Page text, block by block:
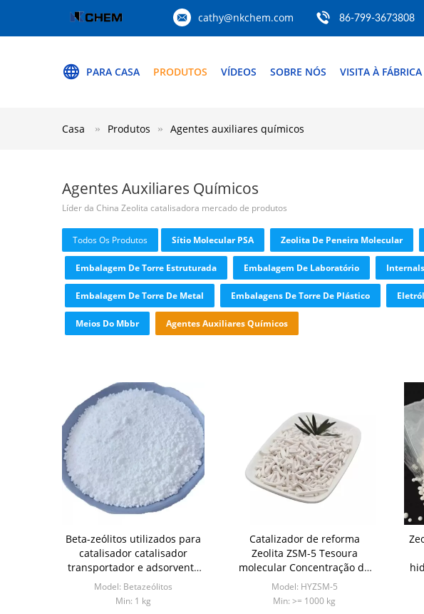
cathy@nkchem.com 86-799-3673808
PARA CASA PRODUTOS VÍDEOS SOBRE NÓS VISITA À FÁBRICA
Casa Produtos Agentes auxiliares químicos
Agentes Auxiliares Químicos
Líder da China Zeolita catalisadora mercado de produtos
Todos Os Produtos Sítio Molecular PSA Zeolita De Peneira Molecular
Embalagem De Torre Estruturada Embalagem De Laboratório
Embalagem De Torre De Metal Embalagens De Torre De Plástico
Meios Do Mbbr Agentes Auxiliares Químicos
Beta-zeólitos utilizados para
catalisador catalisador
transportador e adsorvente
adsorção seletiva
Model: Betazeólitos
Min: 1 kg
Catalizador de reforma
Zeolita ZSM-5 Tesoura
molecular Concentração de
oxigênio Zeolita
Model: HYZSM-5
Min: >= 1000 kg